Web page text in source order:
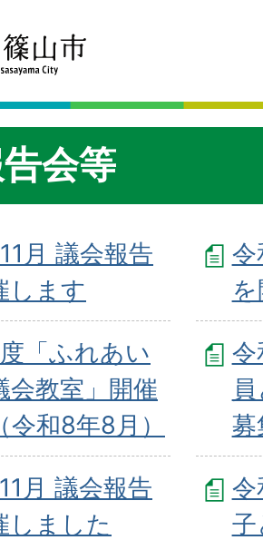
会等
月 議会報告
します
令
「ふれあい
会教室」開催
令和8年8月）
令
募
月 議会報告
しました
令
子